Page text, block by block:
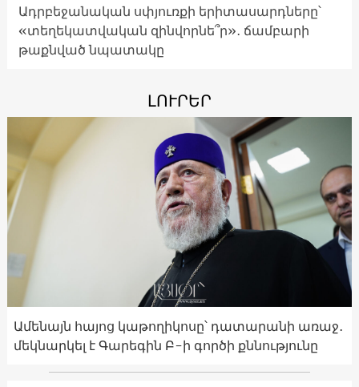
Ադրբեջանական սփյուռքի երիտասարդները՝
«տեղեկատվական զինվորնե՞ր»․ ճամբարի
թաքնված նպատակը
ԼՈՒՐԵՐ
Ամենայն հայոց կաթողիկոսը՝ դատարանի առաջ․
մեկնարկել է Գարեգին Բ-ի գործի քննությունը